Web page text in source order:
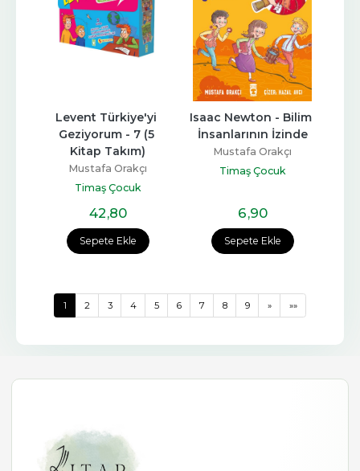
Sepete Ekle
Levent Türkiye'yi
Geziyorum - 7 (5
Kitap Takım)
Mustafa Orakçı
Timaş Çocuk
42,80
Sepete Ekle
Isaac Newton - Bilim
İnsanlarının İzinde
Mustafa Orakçı
Timaş Çocuk
6,90
1 2 3 4 5 6 7 8 9 » »»